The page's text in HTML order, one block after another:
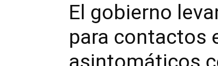
El gobierno
para contactos